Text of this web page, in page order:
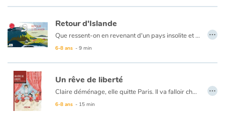
Un conte des 1001 nuits, raconté par Yves Pinguilly.
Retour d'Islande
Que ressent-on en revenant d'un pays insolite et merveilleux ? Des souvenirs plein la tête, on a envie d'en parler à tout le monde et surtout d'y retourner !
6-8 ans - 9 min
…
Un rêve de liberté
Claire déménage, elle quitte Paris. Il va falloir changer d’école, s’adapter et se refaire des amis. La mère de Claire est médecin, elle sera la première femme médecin de la ville. Tandis que Claire, elle, rêve de devenir majorette, une Etoile Filante comme Sylvie, sa meilleure amie. La maman de Sylvie rêve de venir pâtissière mais son mari ne souhaite pas qu’elle travaille. En 1965, en France, il n’est pas facile pour les femmes de travailler mais la société change.
6-8 ans - 15 min
…